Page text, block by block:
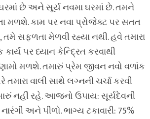
છે અને સૂર્ય નવમા ઘરમાં છે. તમને
મળશે. કામ પર નવા પ્રોજેક્ટ પર સતત
તમે સફળતા મેળવી રહ્યા નથી. હવે તમારા
કાર્ય પર ધ્યાન કેન્દ્રિત કરવાથી
મળશે. તમારું પ્રેમ જીવન નવો વળાંક
વાલી સાથે લગ્નની ચર્ચા કરવી
નહીં રહે. આજનો ઉપાય: સૂર્યદેવની
અને પીળો. ભાગ્ય ટકાવારી: 75%